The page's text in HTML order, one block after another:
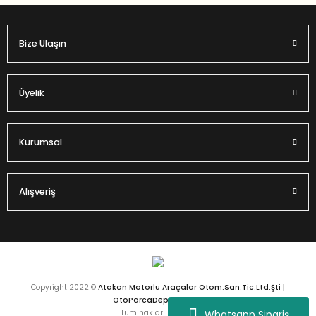
Gönder
Bize Ulaşın
Üyelik
Kurumsal
Alışveriş
Copyright 2022 © Atakan Motorlu Araçalar Otom.San.Tic.Ltd.Şti |
OtoParcaDeposu.com
Tüm hakları saklıdır.